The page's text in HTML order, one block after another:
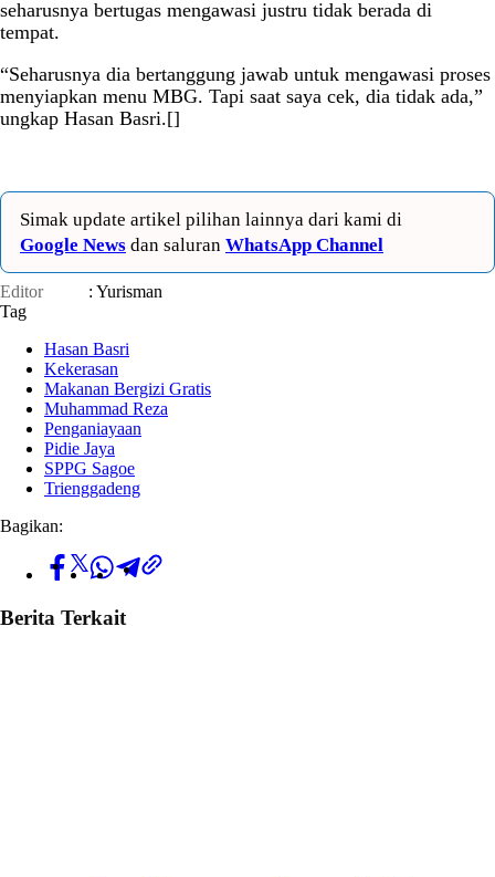
seharusnya bertugas mengawasi justru tidak berada di
tempat.
“Seharusnya dia bertanggung jawab untuk mengawasi proses
menyiapkan menu MBG. Tapi saat saya cek, dia tidak ada,”
ungkap Hasan Basri.[]
Simak update artikel pilihan lainnya dari kami di
Google News dan saluran WhatsApp Channel
Editor
: Yurisman
Tag
Hasan Basri
Kekerasan
Makanan Bergizi Gratis
Muhammad Reza
Penganiayaan
Pidie Jaya
SPPG Sagoe
Trienggadeng
Bagikan:
Berita Terkait